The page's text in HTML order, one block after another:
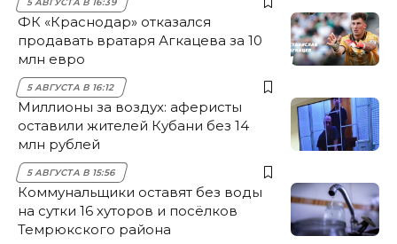
ФК «Краснодар» отказался
продавать вратаря Агкацева за 10
млн евро
5 АВГУСТА В 16:12
Миллионы за воздух: аферисты
оставили жителей Кубани без 14
млн рублей
5 АВГУСТА В 15:56
Коммунальщики оставят без воды
на сутки 16 хуторов и посёлков
Темрюкского района